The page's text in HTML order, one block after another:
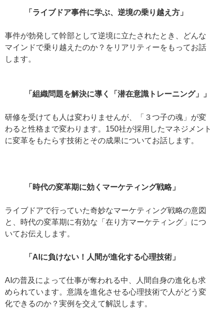
「ライブドア事件に学ぶ、逆境の乗り越え方」
事件が勃発して幹部として逆境に立たされたとき、どんな
マインドで乗り越えたのか？をリアリティーをもってお話
します。
「組織問題を解決に導く「潜在意識トレーニング」」
研修を受けても人は変わりませんが、「３つ子の魂」が変
わると性格まで変わります。150社が採用したマネジメント
に変革をもたらす技術とその成果についてお話します。
「時代の変革期に効くマーケティング戦略」
ライブドアで行っていた奇妙なマーケティング戦略の意図
と、時代の変革期に有効な「在り方マーケティング」につ
いてお伝えします。
「AIに負けない！人間が進化する心理技術」
AIの普及によって仕事が奪われる中、人間自身の進化も求
められています。意識を進化させる心理技術で人がどう変
化できるのか？実例を交えて解説します。